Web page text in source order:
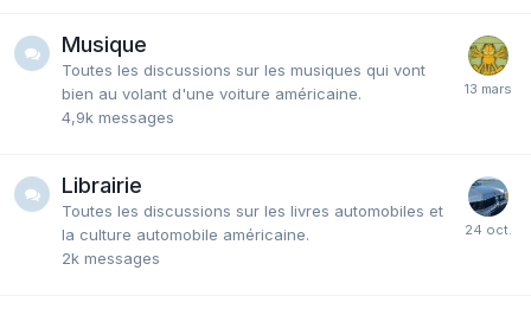
Musique
Toutes les discussions sur les musiques qui vont
bien au volant d'une voiture américaine.
4,9k messages
Librairie
Toutes les discussions sur les livres automobiles et
la culture automobile américaine.
2k messages